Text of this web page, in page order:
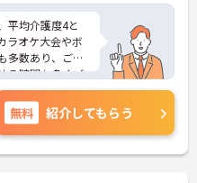
平均介護度4と
ラオケ大会やボ
多数あり、ご入
る時間も多くご
ださい。
無料 紹介してもらう